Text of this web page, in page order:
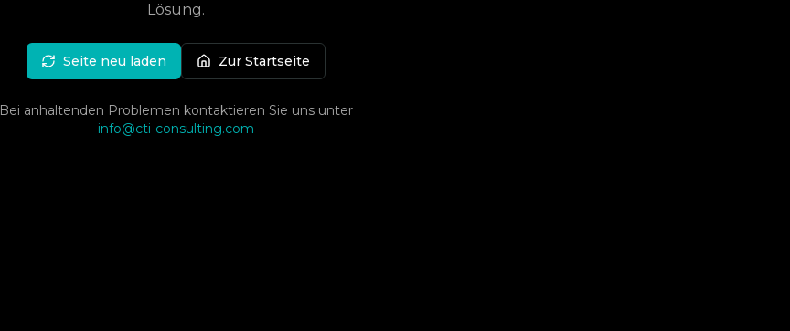
Lösung.
Seite neu laden Zur Startseite
Bei anhaltenden Problemen kontaktieren Sie uns unter
info@cti-consulting.com